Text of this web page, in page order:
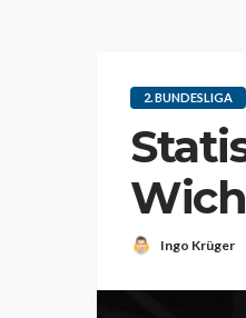
2. BUNDESLIGA
Ingo Krüger